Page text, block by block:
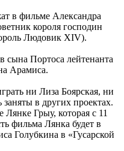
в фильме Александра
короля господин
Людовик XIV).
сына Портоса лейтенанта
Арамиса.
ни Лиза Боярская, ни
в других проектах.
Лянке Грыу, которая с 11
фильма Лянка будет в
Голубкина в «Гусарской